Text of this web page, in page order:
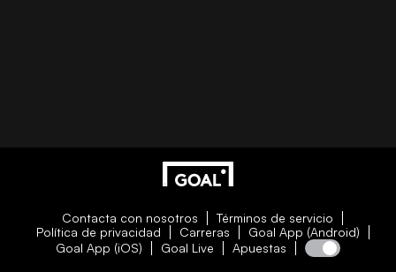
Contacta con nosotros
Términos de servicio
Política de privacidad
Carreras
Goal App (Android)
Goal App (iOS)
Goal Live Apuestas